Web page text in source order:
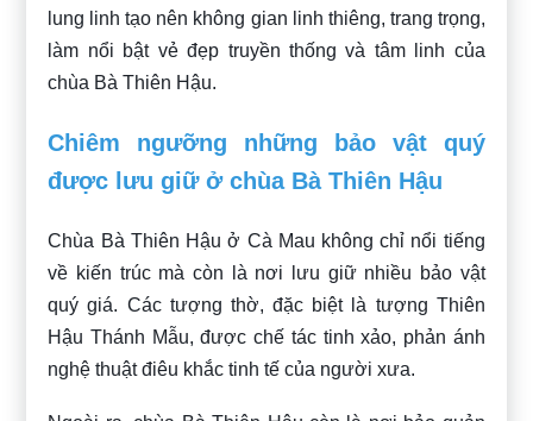
lung linh tạo nên không gian linh thiêng, trang trọng,
làm nổi bật vẻ đẹp truyền thống và tâm linh của
chùa Bà Thiên Hậu.
Chiêm ngưỡng những bảo vật quý
được lưu giữ ở chùa Bà Thiên Hậu
Chùa Bà Thiên Hậu ở Cà Mau không chỉ nổi tiếng
về kiến trúc mà còn là nơi lưu giữ nhiều bảo vật
quý giá. Các tượng thờ, đặc biệt là tượng Thiên
Hậu Thánh Mẫu, được chế tác tinh xảo, phản ánh
nghệ thuật điêu khắc tinh tế của người xưa.